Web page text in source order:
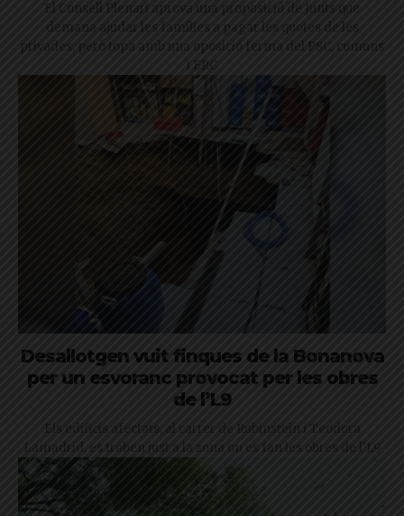
El Consell Plenari aprova una proposició de Junts que
demana ajudar les famílies a pagar les quotes de les
privades, però topa amb una oposició ferma del PSC, comuns
i ERC
Desallotgen vuit finques de la Bonanova
per un esvoranc provocat per les obres
de l’L9
Els edificis afectats, al carrer de Rubinstein i Teodora
Lamadrid, es troben just a la zona on es fan les obres de l'L9